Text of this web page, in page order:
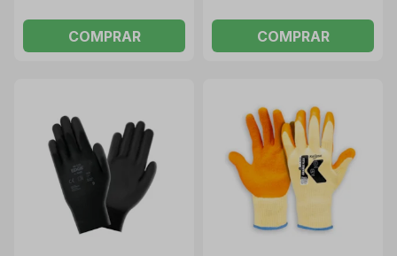
COMPRAR COMPRAR